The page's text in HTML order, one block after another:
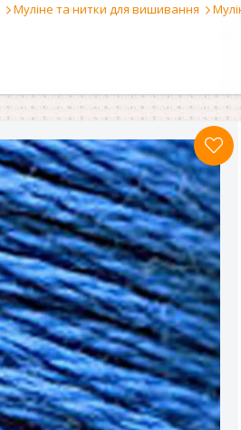
Муліне та нитки для вишивання